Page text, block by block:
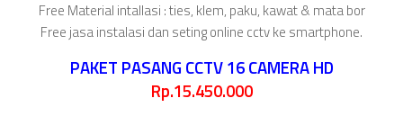
Free Material intallasi : ties, klem, paku, kawat & mata bor
Free jasa instalasi dan seting online cctv ke smartphone.
PAKET PASANG CCTV 16 CAMERA HD
Rp.15.450.000